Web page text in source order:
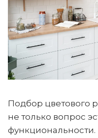
Подбор цветового
не только вопрос
функциональности.